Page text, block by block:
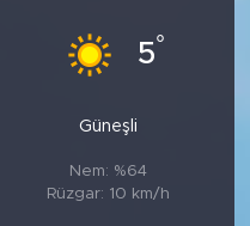
5°
Güneşli
Nem: %64
Rüzgar: 10 km/h